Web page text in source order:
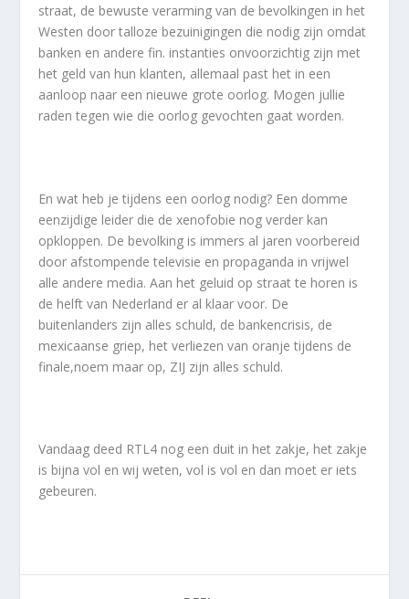
straat, de bewuste verarming van de bevolkingen in het
Westen door talloze bezuinigingen die nodig zijn omdat
banken en andere fin. instanties onvoorzichtig zijn met
het geld van hun klanten, allemaal past het in een
aanloop naar een nieuwe grote oorlog. Mogen jullie
raden tegen wie die oorlog gevochten gaat worden.
En wat heb je tijdens een oorlog nodig? Een domme
eenzijdige leider die de xenofobie nog verder kan
opkloppen. De bevolking is immers al jaren voorbereid
door afstompende televisie en propaganda in vrijwel
alle andere media. Aan het geluid op straat te horen is
de helft van Nederland er al klaar voor. De
buitenlanders zijn alles schuld, de bankencrisis, de
mexicaanse griep, het verliezen van oranje tijdens de
finale,noem maar op, ZIJ zijn alles schuld.
Vandaag deed RTL4 nog een duit in het zakje, het zakje
is bijna vol en wij weten, vol is vol en dan moet er iets
gebeuren.